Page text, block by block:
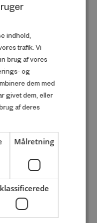
indhold,
trafik. Vi
brug af vores
og
dem med
givet dem, eller
af deres
Målretning